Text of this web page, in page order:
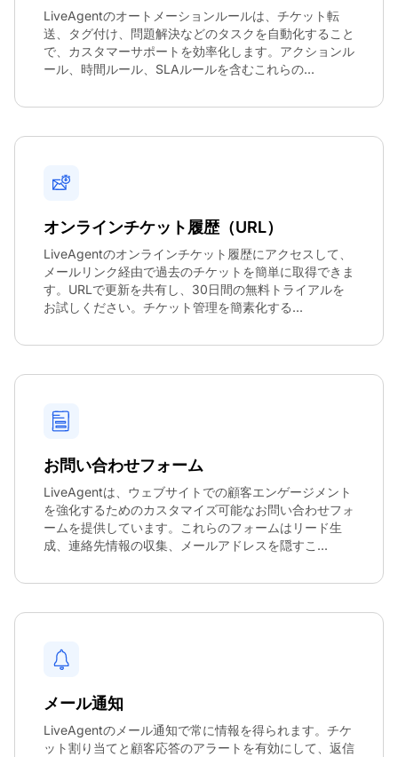
LiveAgentのオートメーションルールは、チケット転
送、タグ付け、問題解決などのタスクを自動化すること
で、カスタマーサポートを効率化します。アクションル
ール、時間ルール、SLAルールを含むこれらの...
オンラインチケット履歴（URL）
LiveAgentのオンラインチケット履歴にアクセスして、
メールリンク経由で過去のチケットを簡単に取得できま
す。URLで更新を共有し、30日間の無料トライアルを
お試しください。チケット管理を簡素化する...
お問い合わせフォーム
LiveAgentは、ウェブサイトでの顧客エンゲージメント
を強化するためのカスタマイズ可能なお問い合わせフォ
ームを提供しています。これらのフォームはリード生
成、連絡先情報の収集、メールアドレスを隠すこ...
メール通知
LiveAgentのメール通知で常に情報を得られます。チケ
ット割り当てと顧客応答のアラートを有効にして、返信